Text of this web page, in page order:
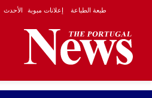
طبعة الطباعة إعلانات مبوبة الأحدث